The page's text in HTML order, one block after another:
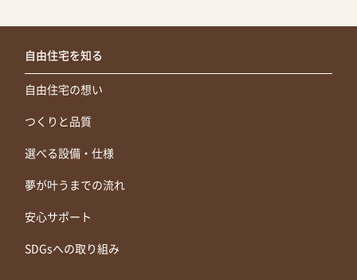
ご本人様及び請求内容の確認をさせていただきますので、
以下のお問合せ窓口よりお申し出下さい。
意です。ただし、個人情報をいただけない場合、弊社は前
述の利用目的を遂行することが出来なくなります。
取得することはありません。
自由住宅株式会社
自由住宅を知る
自由住宅の想い
つくりと品質
選べる設備・仕様
夢が叶うまでの流れ
安心サポート
SDGsへの取り組み